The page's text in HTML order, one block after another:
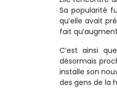
Sa popularité
qu’elle avait
fait
C’est ainsi
désormais
installe son
des gens de la